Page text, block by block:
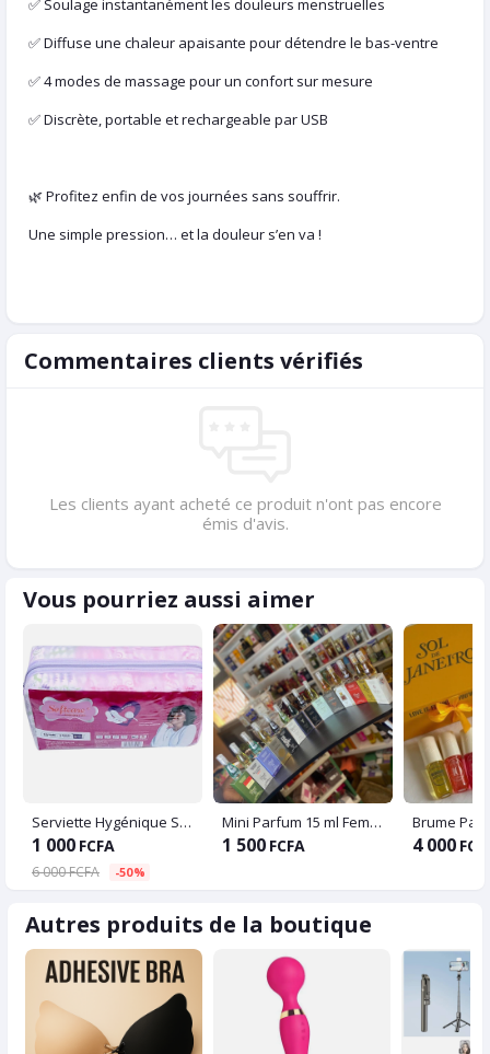
✅ Soulage instantanément les douleurs menstruelles
✅ Diffuse une chaleur apaisante pour détendre le bas-ventre
✅ 4 modes de massage pour un confort sur mesure
✅ Discrète, portable et rechargeable par USB
🌿 Profitez enfin de vos journées sans souffrir.
Une simple pression… et la douleur s’en va !
Commentaires clients vérifiés
Les clients ayant acheté ce produit n'ont pas encore
émis d'avis.
Vous pourriez aussi aimer
Serviette Hygénique Softcare
1 000 FCFA
6 000 FCFA -50%
Mini Parfum 15 ml Femme & Homme
1 500 FCFA 4 000
Autres produits de la boutique